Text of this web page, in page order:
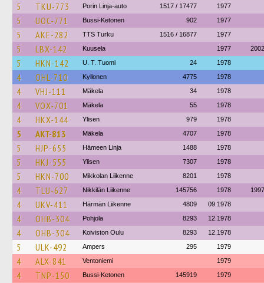
5 TKU-773 Porin Linja-auto 1517 / 17477 1977
5 UOC-771 Bussi-Ketonen 902 1977
5 AKE-282 TTS Turku 1516 / 16877 1977
5 LBX-142 Kuusela 1977 2002
5 HKN-142 U. T. Tuomi 24 1978
4 OHL-710 Kyllonen 4775 1978
4 VHJ-111 Mäkela 34 1978
4 VOX-701 Mäkela 55 1978
4 HKX-144 Ylisen 979 1978
5 AKT-813 Mäkela 4707 1978
5 HJP-655 Hämeen Linja 1488 1978
5 HKJ-555 Ylisen 7307 1978
5 HKN-700 Mikkolan Liikenne 8201 1978
4 TLU-627 Nikkilän Liikenne 145756 1978 1997
4 UKV-411 Härmän Liikenne 4809 09.1978
4 OHB-304 Pohjola 8293 12.1978
4 OHB-304 Koiviston Oulu 8293 12.1978
5 ULK-492 Ampers 295 1979
4 ALX-841 Ventoniemi 1979
4 TNP-150 Bussi-Ketonen 145919 1979